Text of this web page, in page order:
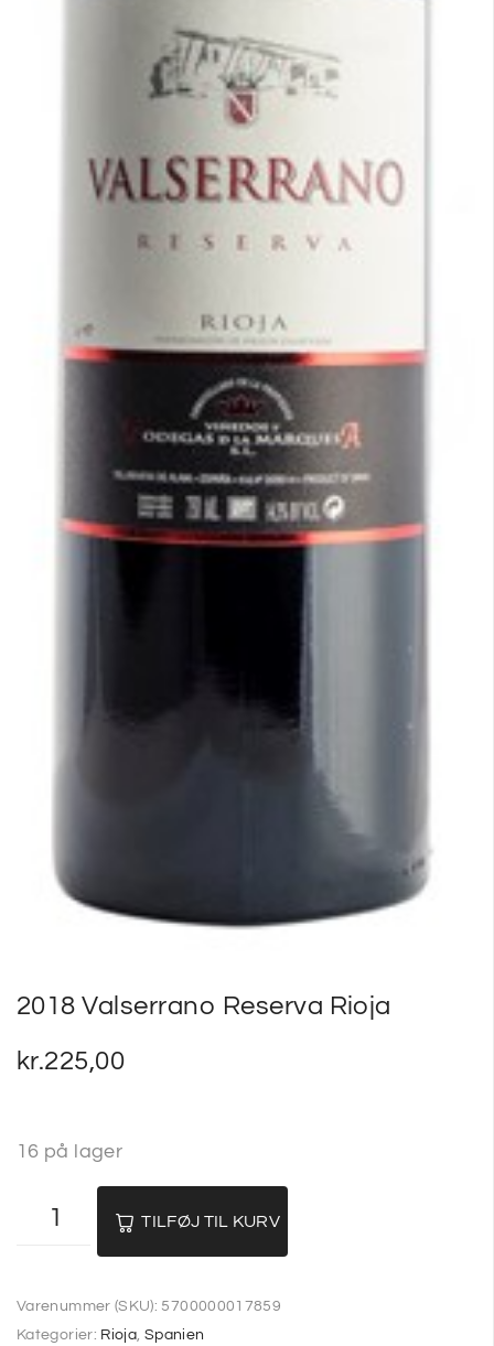
2018 Valserrano Reserva Rioja
kr.225,00
16 på lager
TILFØJ TIL KURV
Varenummer (SKU): 5700000017859
Kategorier: Rioja, Spanien